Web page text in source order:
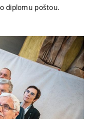
diplomu poštou.